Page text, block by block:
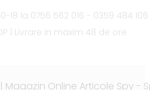
18 la 0756 562 016 - 0359 484 106
Livrare in maxim 48 de ore